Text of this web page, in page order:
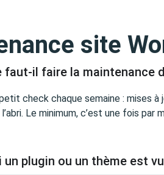
site
il faire la maintenance
check chaque semaine : mises à
Le minimum, c’est une fois
plugin ou un thème est